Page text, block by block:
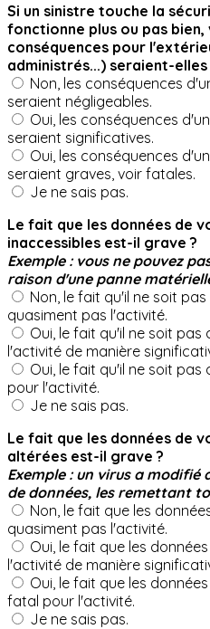
Si un sinistre touche la
fonctionne plus ou pas
conséquences pour
administrés...) seraient-
Non, les conséquences
seraient négligeables.
Oui, les conséquences
seraient significatives.
Oui, les conséquences
seraient graves, voir fatales.
Je ne sais pas.
Le fait que les données de
inaccessibles est-il grave ?
Exemple : vous ne pouvez
raison d'une panne
Non, le fait qu'il ne soit
quasiment pas l'activité.
Oui, le fait qu'il ne soit
l'activité de manière
Oui, le fait qu'il ne soit
pour l'activité.
Je ne sais pas.
Le fait que les données de
altérées est-il grave ?
Exemple : un virus a modifié
de données, les remettant
Non, le fait que les
quasiment pas l'activité.
Oui, le fait que les
l'activité de manière
Oui, le fait que les
fatal pour l'activité.
Je ne sais pas.